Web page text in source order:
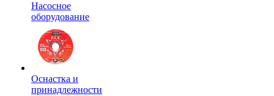
Насосное
оборудование
Оснастка и
принадлежности